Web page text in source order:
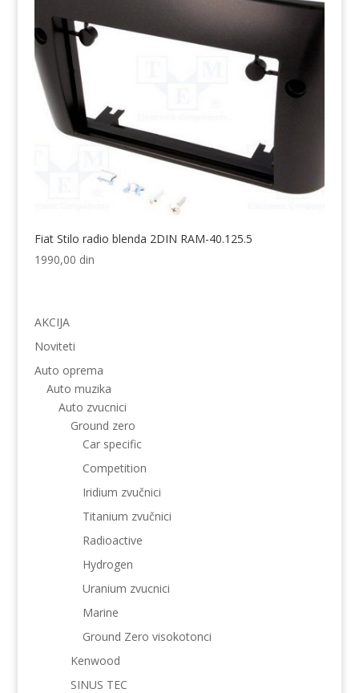
Fiat Stilo radio blenda 2DIN RAM-40.125.5
1990,00 din
AKCIJA
Noviteti
Auto oprema
Auto muzika
Auto zvucnici
Ground zero
Car specific
Competition
Iridium zvučnici
Titanium zvučnici
Radioactive
Hydrogen
Uranium zvucnici
Marine
Ground Zero visokotonci
Kenwood
SINUS TEC